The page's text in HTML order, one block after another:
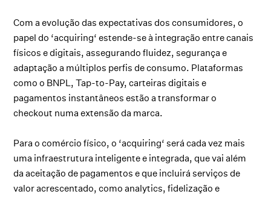
Com a evolução das expectativas dos consumidores, o
papel do ‘acquiring‘ estende-se à integração entre canais
físicos e digitais, assegurando fluidez, segurança e
adaptação a múltiplos perfis de consumo. Plataformas
como o BNPL, Tap-to-Pay, carteiras digitais e
pagamentos instantâneos estão a transformar o
checkout numa extensão da marca.
Para o comércio físico, o ‘acquiring‘ será cada vez mais
uma infraestrutura inteligente e integrada, que vai além
da aceitação de pagamentos e que incluirá serviços de
valor acrescentado, como analytics, fidelização e